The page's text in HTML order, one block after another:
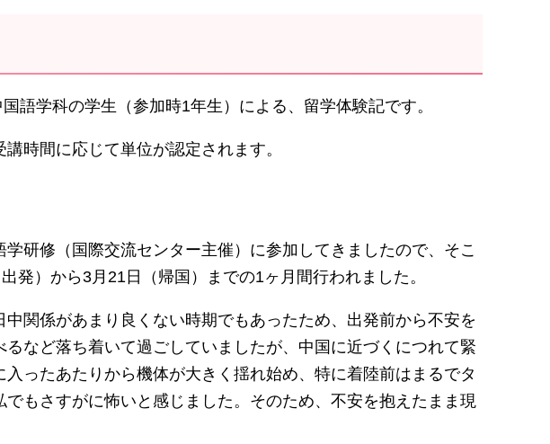
語学科の学生（参加時1年生）による、留学体験記です。
時間に応じて単位が認定されます。
研修（国際交流センター主催）に参加してきましたので、そこ
発）から3月21日（帰国）までの1ヶ月間行われました。
関係があまり良くない時期でもあったため、出発前から不安を
など落ち着いて過ごしていましたが、中国に近づくにつれて緊
ったあたりから機体が大きく揺れ始め、特に着陸前はまるでタ
もさすがに怖いと感じました。そのため、不安を抱えたまま現